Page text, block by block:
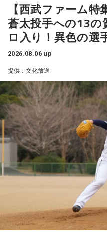
えんぷてい / o_all / All I
風呂と街灯 / カドマチ / 上川
ニー / かわにしなつき / き
Mauve / こたに / THE・ステ
羅ぼうや / サウルス /
川真生 / さちかぜあきの /
ざらばんし / THE ALTO /
キー / 寿理 / XinU / zoo zoo
ンプガール / sorato(band) /
/ Dannie May / タヌ-Tanu-
てまるい。 / TENSONG / 友
7co / ナナヲアカリ / niina /
ーセゾン / 猫は液体 /
BUBBLE / Hi-Fi Un!corn /
Monster / HINONABE / 陽
irienchy / インナージャー
UEBO / Wash My Friday / ウ
ブ / えびちる / エルスウェア
oh!! 真珠s / osage /
ープ / 川後陽菜 & YONAKA
東飯店 / Gill Snatch /
さされたら / CRAZY
スターズ / komsume / コロ
JAPANESE PRIDE / SATOH
Sundae May Club / gb /
平線 / スーパー登山部 /
The Slumbers / Sezko /
CheChe / 月追う彼方 / 月
ューまでスラストンズ /
ごと / Natsudaidai / 名無し
No.MEN / PAIL OUT / パキ
「プライマリーバランス」
え方、今の日本が置かれてい
国の将来を左右する指標に
か、食品の消費税1％になっ
ことができたでしょうか？！
後半の「AKB48研究所！」
徹底調査！ 8月19日発売の
選抜メンバー・新井彩永が
が700万回を超えたMVの内
が参加しているカップリン
しく伺います。行天優莉奈
「KLP48」時代のエピソー
（土）・27日（日）にKア
CONCEPTS LIVE」の詳細
【西武ファーム
蒼太投手への13の
ロ入り！異色の選
2026.08.06 up
提供：文化放送